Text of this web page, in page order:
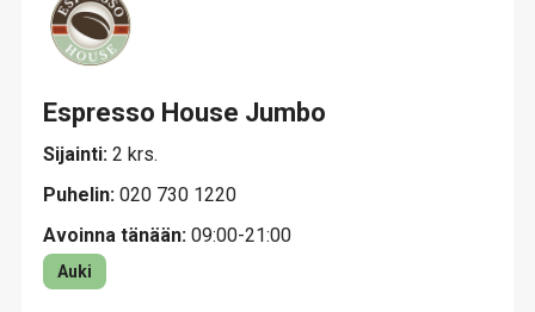
Espresso House Jumbo
Sijainti: 2 krs.
Puhelin: 020 730 1220
Avoinna tänään: 09:00-21:00
Auki